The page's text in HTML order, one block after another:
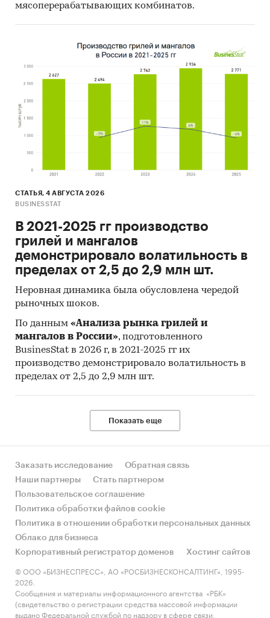
мясоперерабатывающих комбинатов.
СТАТЬЯ, 4 АВГУСТА 2026
BUSINESSTAT
В 2021-2025 гг производство
грилей и мангалов
демонстрировало волатильность в
пределах от 2,5 до 2,9 млн шт.
Неровная динамика была обусловлена чередой
рыночных шоков.
По данным «Анализа рынка грилей и
мангалов в России», подготовленного
BusinesStat в 2026 г, в 2021-2025 гг их
производство демонстрировало волатильность в
пределах от 2,5 до 2,9 млн шт.
Показать еще
Заказать исследование
Обратная связь
Наши партнеры
Стать партнером
Пользовательское соглашение
Политика обработки файлов cookie
Политика в отношении обработки персональных данных
Облако для бизнеса
Корпоративный регистратор доменов
Хостинг сайтов
© ООО «БИЗНЕСПРЕСС», АО «РОСБИЗНЕСКОНСАЛТИНГ», 1995-
2026.
Сообщения и материалы информационного агентства «РБК»
(свидетельство о регистрации средства массовой информации
выдано Федеральной службой по надзору в сфере связи,